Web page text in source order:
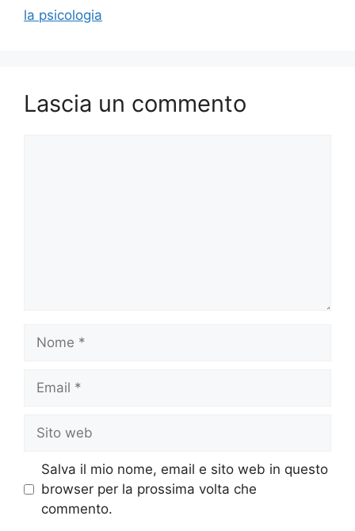
la psicologia
Lascia un commento
web
Salva il mio nome, email e sito web in questo
browser per la prossima volta che
commento.